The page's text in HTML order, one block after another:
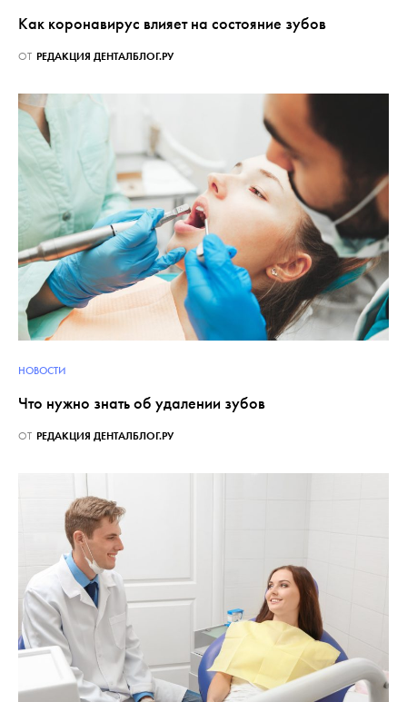
Как коронавирус влияет на состояние зубов
ОТ РЕДАКЦИЯ ДЕНТАЛБЛОГ.РУ
НОВОСТИ
Что нужно знать об удалении зубов
ОТ РЕДАКЦИЯ ДЕНТАЛБЛОГ.РУ